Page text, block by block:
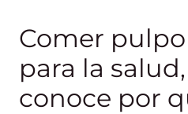
Comer
para la
conoce por